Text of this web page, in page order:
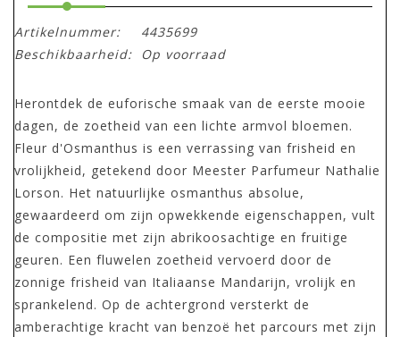
Artikelnummer:
4435699
Beschikbaarheid:
Op voorraad
Herontdek de euforische smaak van de eerste mooie
dagen, de zoetheid van een lichte armvol bloemen.
Fleur d'Osmanthus is een verrassing van frisheid en
vrolijkheid, getekend door Meester Parfumeur Nathalie
Lorson. Het natuurlijke osmanthus absolue,
gewaardeerd om zijn opwekkende eigenschappen, vult
de compositie met zijn abrikoosachtige en fruitige
geuren. Een fluwelen zoetheid vervoerd door de
zonnige frisheid van Italiaanse Mandarijn, vrolijk en
sprankelend. Op de achtergrond versterkt de
amberachtige kracht van benzoë het parcours met zijn